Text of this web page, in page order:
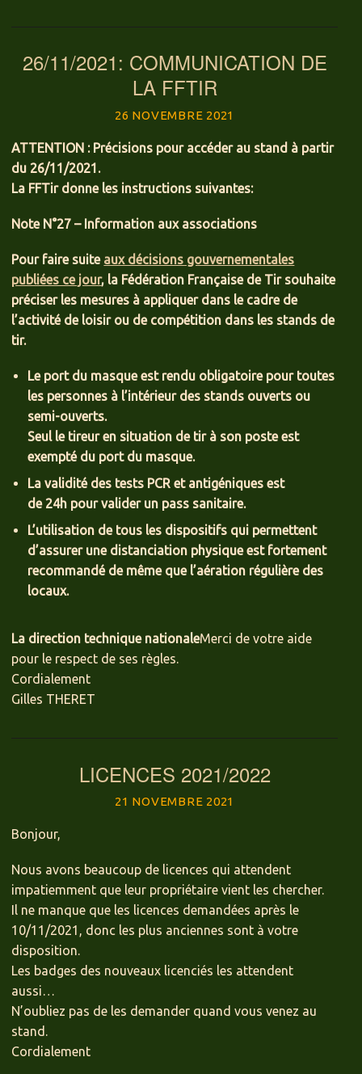
26/11/2021: COMMUNICATION DE
LA FFTIR
26 NOVEMBRE 2021
ATTENTION : Précisions pour accéder au stand à partir
du 26/11/2021.
La FFTir donne les instructions suivantes:
Note N°27 – Information aux associations
Pour faire suite aux décisions gouvernementales
publiées ce jour, la Fédération Française de Tir souhaite
préciser les mesures à appliquer dans le cadre de
l’activité de loisir ou de compétition dans les stands de
tir.
Le port du masque est rendu obligatoire pour toutes
les personnes à l’intérieur des stands ouverts ou
semi-ouverts.
Seul le tireur en situation de tir à son poste est
exempté du port du masque.
La validité des tests PCR et antigéniques est
de 24h pour valider un pass sanitaire.
L’utilisation de tous les dispositifs qui permettent
d’assurer une distanciation physique est fortement
recommandé de même que l’aération régulière des
locaux.
La direction technique nationaleMerci de votre aide
pour le respect de ses règles.
Cordialement
Gilles THERET
LICENCES 2021/2022
21 NOVEMBRE 2021
Bonjour,
Nous avons beaucoup de licences qui attendent
impatiemment que leur propriétaire vient les chercher.
Il ne manque que les licences demandées après le
10/11/2021, donc les plus anciennes sont à votre
disposition.
Les badges des nouveaux licenciés les attendent
aussi…
N’oubliez pas de les demander quand vous venez au
stand.
Cordialement